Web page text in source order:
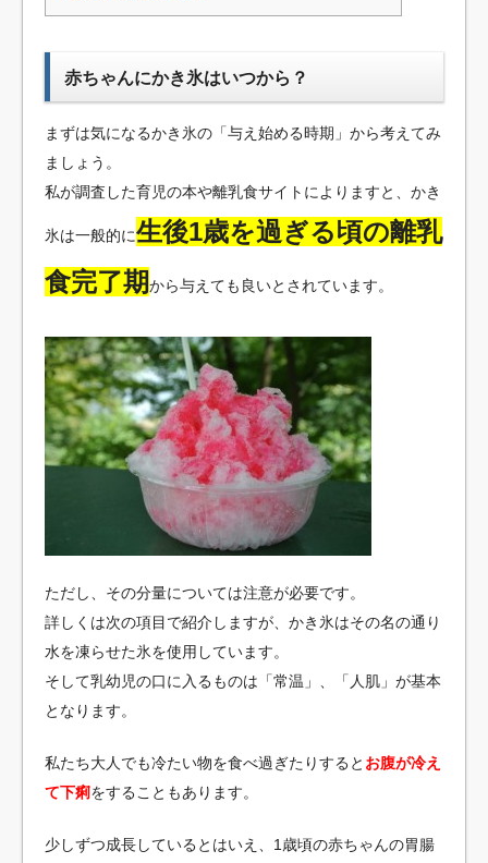
赤ちゃんにかき氷はいつから？
まずは気になるかき氷の「与え始める時期」から考えてみ
ましょう。
私が調査した育児の本や離乳食サイトによりますと、かき
氷は一般的に生後1歳を過ぎる頃の離乳
食完了期から与えても良いとされています。
ただし、その分量については注意が必要です。
詳しくは次の項目で紹介しますが、かき氷はその名の通り
水を凍らせた氷を使用しています。
そして乳幼児の口に入るものは「常温」、「人肌」が基本
となります。
私たち大人でも冷たい物を食べ過ぎたりすると お腹が冷え
て下痢をすることもあります。
少しずつ成長しているとはいえ、1歳頃の赤ちゃんの胃腸